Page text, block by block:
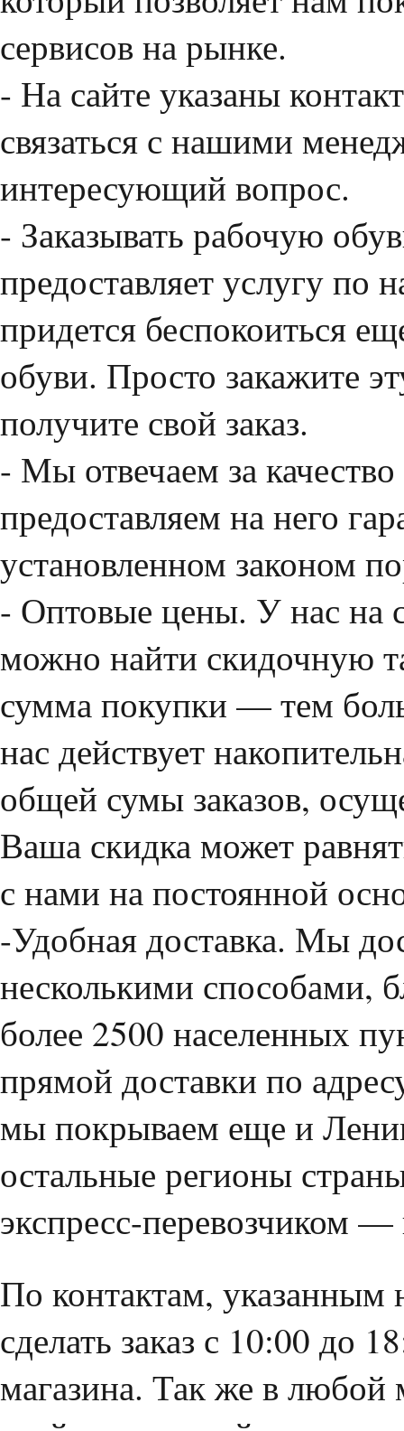
сервисов на рынке.
- На сайте указаны
связаться с нашими
интересующий вопрос.
- Заказывать рабочую
предоставляет услугу по
придется беспокоиться
обуви. Просто закажите
получите свой заказ.
- Мы отвечаем за
предоставляем на него
установленном законом
- Оптовые цены. У нас на
можно найти скидочную
сумма покупки — тем
нас действует
общей сумы заказов,
Ваша скидка может
с нами на постоянной
-Удобная доставка. Мы
несколькими способами,
более 2500 населенных
прямой доставки по
мы покрываем еще и
остальные регионы
экспресс-перевозчиком
По контактам,
сделать заказ с 10:00 до
магазина. Так же в